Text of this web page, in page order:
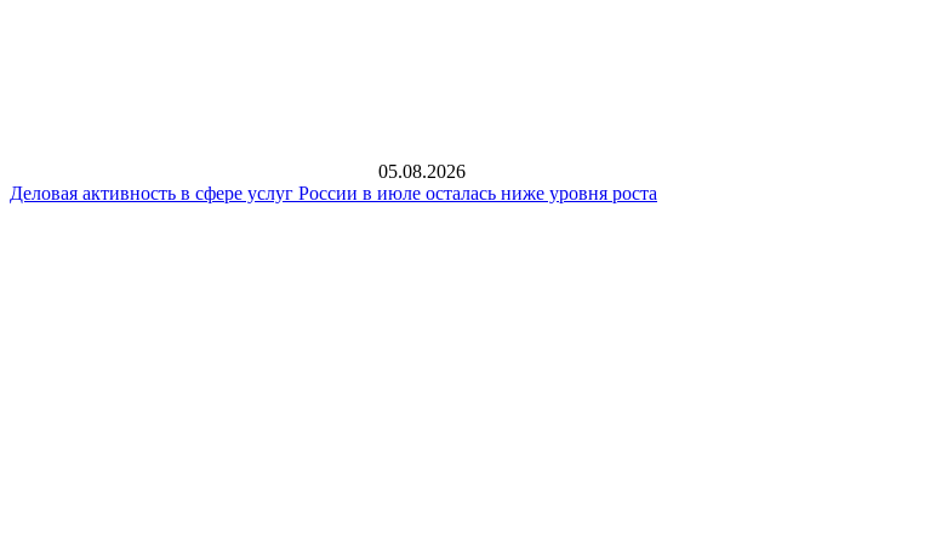
05.08.2026
Деловая активность в сфере услуг России в июле осталась ниже уровня роста